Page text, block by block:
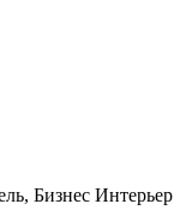
Бизнес Интерьер